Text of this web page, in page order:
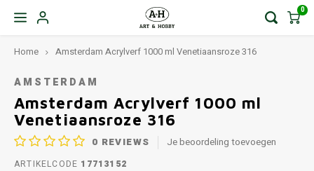
0
Home Amsterdam Acrylverf 1000 ml Venetiaansroze 316
AMSTERDAM
Amsterdam Acrylverf 1000 ml
Venetiaansroze 316
0 REVIEWS Je beoordeling toevoegen
ARTIKELCODE 17713152